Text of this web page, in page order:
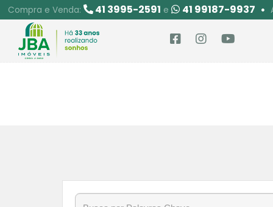
Compra e Venda: 41 3995-2591 e 41 99187-9937